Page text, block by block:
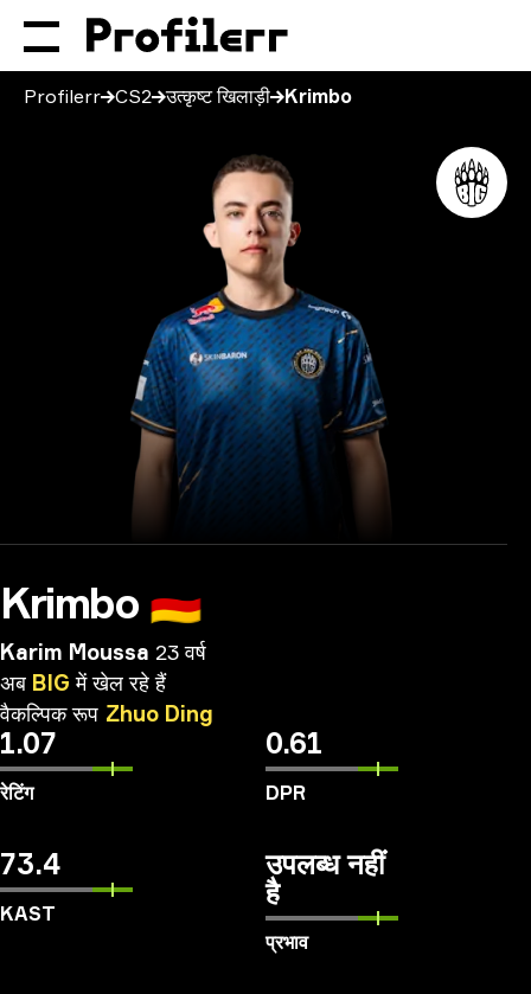
Profilerr CS2 उत्कृष्ट खिलाड़ी Krimbo
Krimbo 🇩🇪
Karim Moussa 23 वर्ष
अब BIG में खेल रहे हैं
वैकल्पिक रूप Zhuo Ding
1.07
रेटिंग
0.61
DPR
73.4
KAST
उपलब्ध नहीं
है
प्रभाव